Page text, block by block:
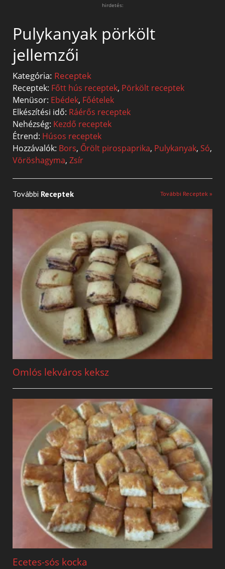
hirdetés:
Pulykanyak pörkölt
jellemzői
Kategória: Receptek
Receptek: Főtt hús receptek, Pörkölt receptek
Menüsor: Ebédek, Főételek
Elkészítési idő: Ráérős receptek
Nehézség: Kezdő receptek
Étrend: Húsos receptek
Hozzávalók: Bors, Őrölt pirospaprika, Pulykanyak, Só,
Vöröshagyma, Zsír
További Receptek További Receptek »
Omlós lekváros keksz
Ecetes-sós kocka